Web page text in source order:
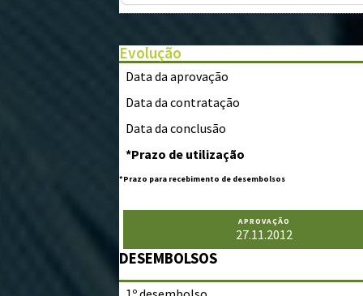
Evolução
Data da aprovação
Data da contratação
Data da conclusão
*Prazo de utilização
*Prazo para recebimento de desembolsos
APROVAÇÃO
27.11.2012
DESEMBOLSOS